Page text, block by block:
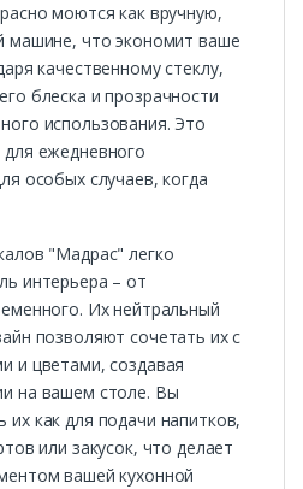
моются как вручную,
машине, что экономит ваше
качественному стеклу,
блеска и прозрачности
использования. Это
ежедневного
особых случаев, когда
"Мадрас" легко
интерьера – от
Их нейтральный
позволяют сочетать их с
и цветами, создавая
на вашем столе. Вы
как для подачи напитков,
или закусок, что делает
вашей кухонной